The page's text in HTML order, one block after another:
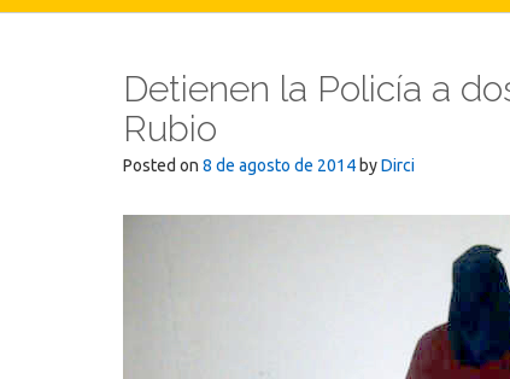
Detienen la Policía a
Rubio
Posted on 8 de agosto de 2014 byDirci